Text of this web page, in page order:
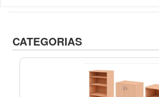
CATEGORIAS